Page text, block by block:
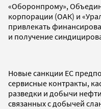
«Оборонпрому»,
корпорации (ОАК) и
привлекать
и получение
Новые санкции ЕС
сервисные контракты,
разведки и добычи
связанных с добычей